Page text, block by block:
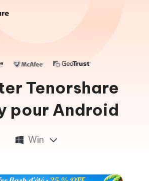
Tenorshare
pour Android
Win